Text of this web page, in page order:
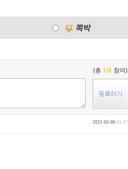
(총 1명 참여)
2021-05-06 01:17